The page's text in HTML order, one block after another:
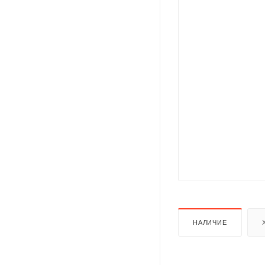
НАЛИЧИЕ